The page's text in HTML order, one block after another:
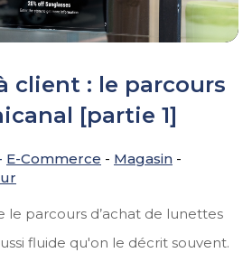
client : le parcours
[partie 1]
E-Commerce - Magasin -
le parcours d’achat de lunettes
fluide qu'on le décrit souvent.